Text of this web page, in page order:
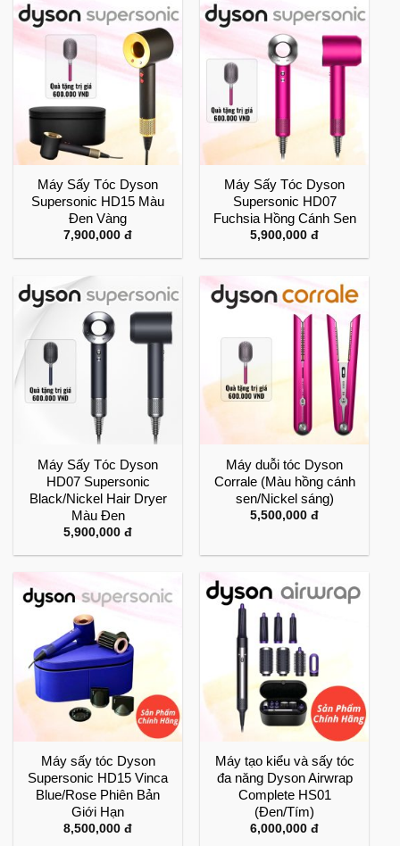
Máy Sấy Tóc Dyson
Supersonic HD15 Màu
Đen Vàng
7,900,000 đ
Máy Sấy Tóc Dyson
Supersonic HD07
Fuchsia Hồng Cánh Sen
5,900,000 đ
Máy Sấy Tóc Dyson
HD07 Supersonic
Black/Nickel Hair Dryer
Màu Đen
5,900,000 đ
Máy duỗi tóc Dyson
Corrale (Màu hồng cánh
sen/Nickel sáng)
5,500,000 đ
Máy sấy tóc Dyson
Supersonic HD15 Vinca
Blue/Rose Phiên Bản
Giới Hạn
8,500,000 đ
Máy tạo kiểu và sấy tóc
đa năng Dyson Airwrap
Complete HS01
(Đen/Tím)
6,000,000 đ